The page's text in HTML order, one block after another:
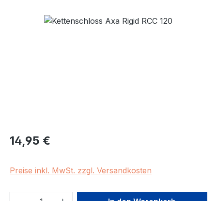
Bildergalerie überspringen
Regulärer Preis:
14,95 €
Preise inkl. MwSt. zzgl. Versandkosten